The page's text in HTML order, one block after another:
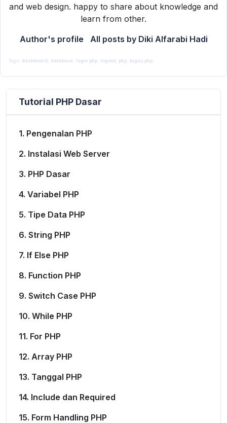
and web design. happy to share about knowledge and
learn from other.
Author's profile
All posts by Diki Alfarabi Hadi
Tags: dashboard database login php logout php tugas php
Tutorial PHP Dasar
1. Pengenalan PHP
2. Instalasi Web Server
3. PHP Dasar
4. Variabel PHP
5. Tipe Data PHP
6. String PHP
7. If Else PHP
8. Function PHP
9. Switch Case PHP
10. While PHP
11. For PHP
12. Array PHP
13. Tanggal PHP
14. Include dan Required
15. Form Handling PHP